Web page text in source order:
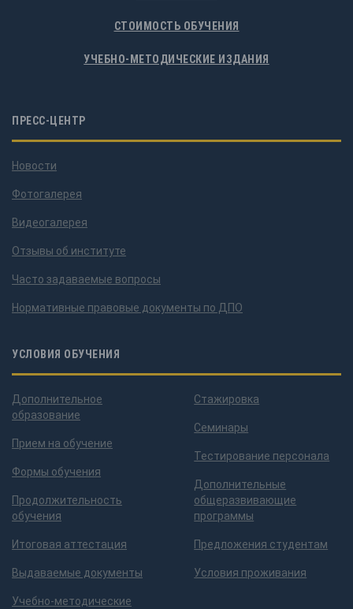
СТОИМОСТЬ ОБУЧЕНИЯ
УЧЕБНО-МЕТОДИЧЕСКИЕ ИЗДАНИЯ
ПРЕСС-ЦЕНТР
Новости
Фотогалерея
Видеогалерея
Отзывы об институте
Часто задаваемые вопросы
Нормативные правовые документы по ДПО
УСЛОВИЯ ОБУЧЕНИЯ
Дополнительное
образование
Прием на обучение
Формы обучения
Продолжительность
обучения
Итоговая аттестация
Выдаваемые документы
Учебно-методические
Стажировка
Семинары
Тестирование персонала
Дополнительные
общеразвивающие
программы
Предложения студентам
Условия проживания